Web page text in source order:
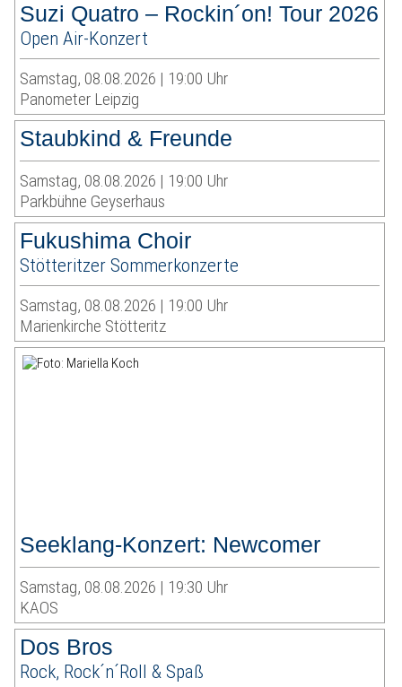
Suzi Quatro – Rockin´on! Tour 2026
Open Air-Konzert
Samstag, 08.08.2026 | 19:00 Uhr
Panometer Leipzig
Staubkind & Freunde
Samstag, 08.08.2026 | 19:00 Uhr
Parkbühne Geyserhaus
Fukushima Choir
Stötteritzer Sommerkonzerte
Samstag, 08.08.2026 | 19:00 Uhr
Marienkirche Stötteritz
Seeklang-Konzert: Newcomer
Samstag, 08.08.2026 | 19:30 Uhr
KAOS
Dos Bros
Rock, Rock´n´Roll & Spaß